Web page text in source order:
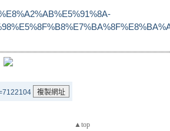
▲top